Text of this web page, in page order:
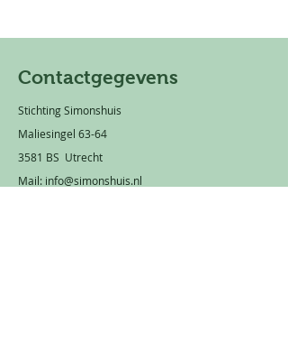
Contactgegevens
Stichting Simonshuis
Maliesingel 63-64
3581 BS Utrecht
Mail: info@simonshuis.nl